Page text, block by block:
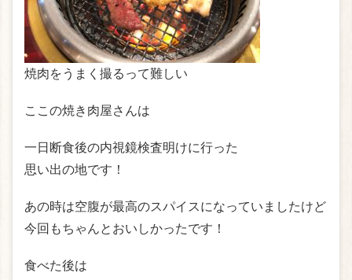
焼肉をうまく撮るって難しい
ここの焼き肉屋さんは
一日断食後の内視鏡検査明けに行った
思い出の地です！
あの時は空腹が最高のスパイスになっていましたけど
今回もちゃんとおいしかったです！
食べた後は